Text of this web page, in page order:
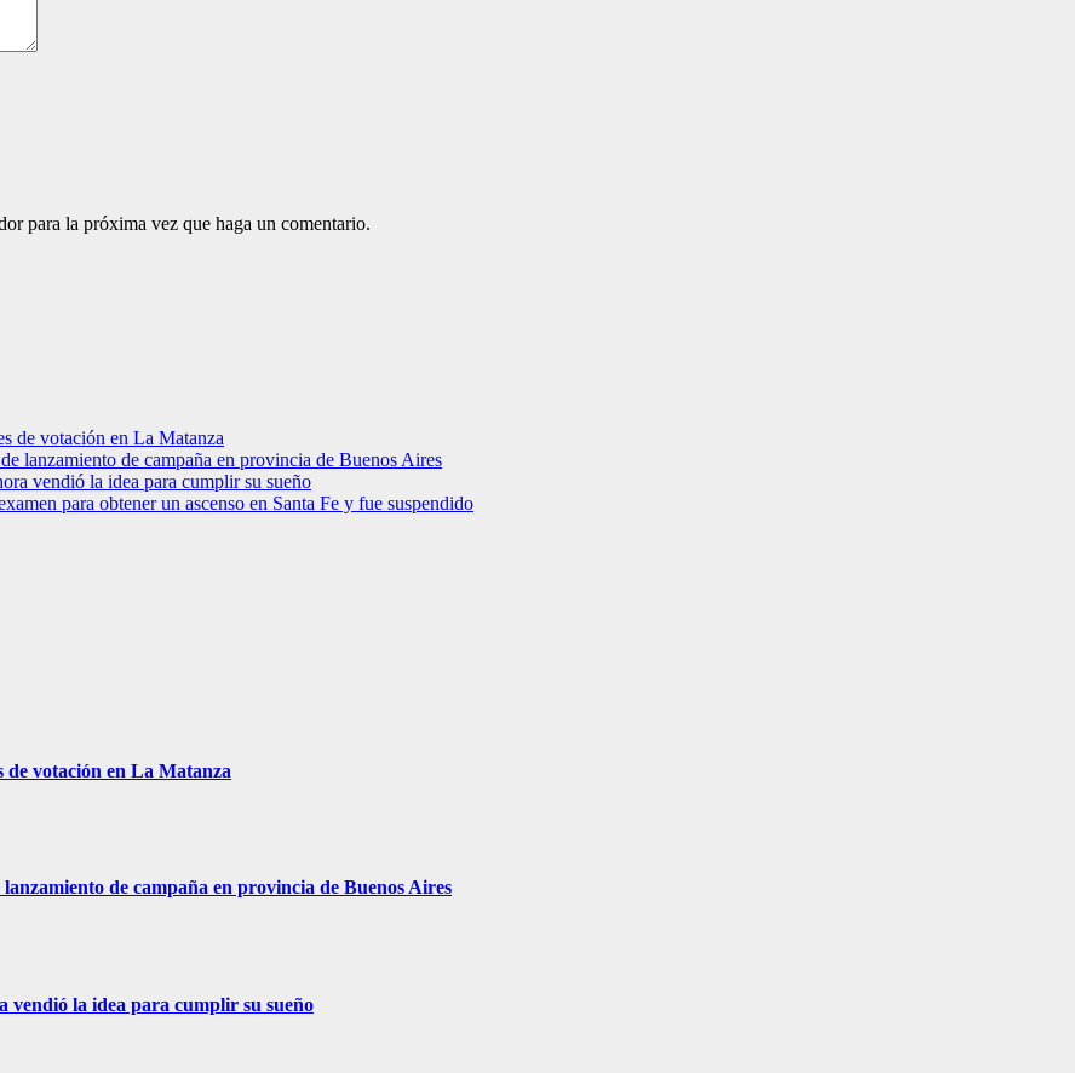
para la próxima vez que haga un comentario.
de votación en La Matanza
lanzamiento de campaña en provincia de Buenos Aires
vendió la idea para cumplir su sueño
para obtener un ascenso en Santa Fe y fue suspendido
votación en La Matanza
de campaña en provincia de Buenos Aires
vendió la idea para cumplir su sueño